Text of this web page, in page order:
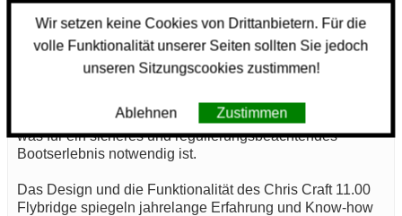
einem attraktiven Angebot für Bootsfahrer, die
Performance und Zuverlässigkeit schätzen.
wenn die Spezifikationen in diesem Segment variieren
können. Das Chris Craft 11.00 Flybridge bringt alles mit,
was für ein sicheres und regulierungsbeachtendes
Bootserlebnis notwendig ist.
Das Design und die Funktionalität des Chris Craft 11.00
Flybridge spiegeln jahrelange Erfahrung und Know-how
Wir setzen keine Cookies von Drittanbietern. Für die
volle Funktionalität unserer Seiten sollten Sie jedoch
unseren Sitzungscookies zustimmen!
Ablehnen Zustimmen